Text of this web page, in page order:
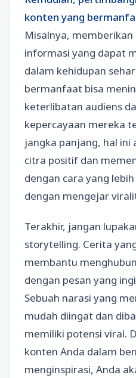
konten yang
Misalnya,
informasi yang dapat
dalam kehidupan
bermanfaat bisa
keterlibatan audiens
kepercayaan mereka
jangka panjang, hal ini
citra positif dan
dengan cara yang
dengan mengejar
Terakhir, jangan
storytelling. Cerita
membantu
dengan pesan yang
Sebuah narasi yang
mudah diingat dan
memiliki potensi viral.
konten Anda dalam
menginspirasi, Anda